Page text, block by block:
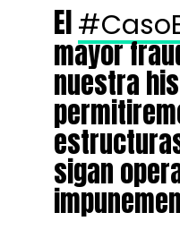
El
mayor
nuestra
sigan